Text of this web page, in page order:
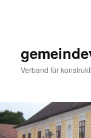
Verband für